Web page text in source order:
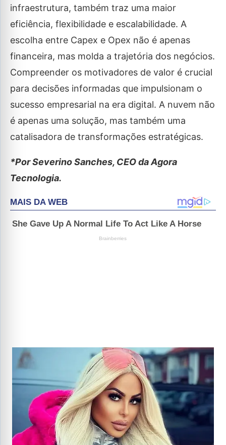
infraestrutura, também traz uma maior
eficiência, flexibilidade e escalabilidade. A
escolha entre Capex e Opex não é apenas
financeira, mas molda a trajetória dos negócios.
Compreender os motivadores de valor é crucial
para decisões informadas que impulsionam o
sucesso empresarial na era digital. A nuvem não
é apenas uma solução, mas também uma
catalisadora de transformações estratégicas.
*Por Severino Sanches, CEO da Agora
Tecnologia.